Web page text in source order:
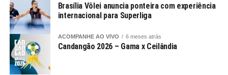
Brasília Vôlei anuncia ponteira com experiência
internacional para Superliga
ACOMPANHE AO VIVO 6 meses atrás
Candangão 2026 – Gama x Ceilândia